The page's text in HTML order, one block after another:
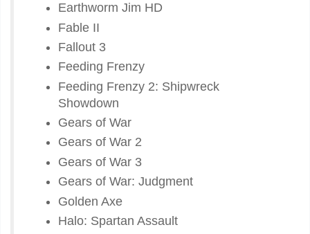
Earthworm Jim HD
Fable II
Fallout 3
Feeding Frenzy
Feeding Frenzy 2: Shipwreck
Showdown
Gears of War
Gears of War 2
Gears of War 3
Gears of War: Judgment
Golden Axe
Halo: Spartan Assault